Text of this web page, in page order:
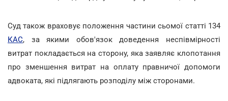
Суд також враховує положення частини сьомої статті 134
КАС, за якими обов'язок доведення неспівмірності
витрат покладається на сторону, яка заявляє клопотання
про зменшення витрат на оплату правничої допомоги
адвоката, які підлягають розподілу між сторонами.